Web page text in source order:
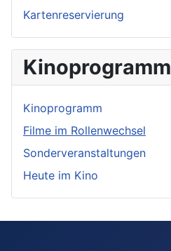
Kartenreservierung
Kinoprogramm
Kinoprogramm
Filme im Rollenwechsel
Sonderveranstaltungen
Heute im Kino